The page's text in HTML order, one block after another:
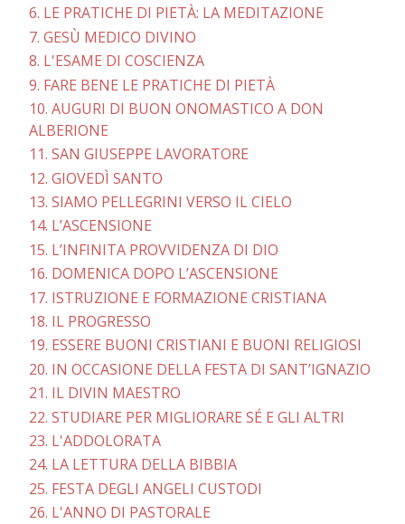
6. LE PRATICHE DI PIETÀ: LA MEDITAZIONE
7. GESÙ MEDICO DIVINO
8. L'ESAME DI COSCIENZA
9. FARE BENE LE PRATICHE DI PIETÀ
10. AUGURI DI BUON ONOMASTICO A DON
ALBERIONE
11. SAN GIUSEPPE LAVORATORE
12. GIOVEDÌ SANTO
13. SIAMO PELLEGRINI VERSO IL CIELO
14. L’ASCENSIONE
15. L’INFINITA PROVVIDENZA DI DIO
16. DOMENICA DOPO L’ASCENSIONE
17. ISTRUZIONE E FORMAZIONE CRISTIANA
18. IL PROGRESSO
19. ESSERE BUONI CRISTIANI E BUONI RELIGIOSI
20. IN OCCASIONE DELLA FESTA DI SANT’IGNAZIO
21. IL DIVIN MAESTRO
22. STUDIARE PER MIGLIORARE SÉ E GLI ALTRI
23. L'ADDOLORATA
24. LA LETTURA DELLA BIBBIA
25. FESTA DEGLI ANGELI CUSTODI
26. L'ANNO DI PASTORALE